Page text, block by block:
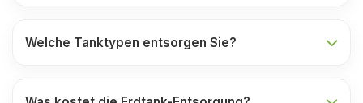
Welche Tanktypen entsorgen Sie?